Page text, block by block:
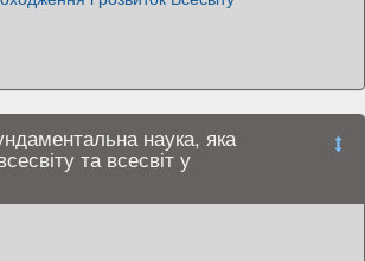
наука, яка
та всесвіт у